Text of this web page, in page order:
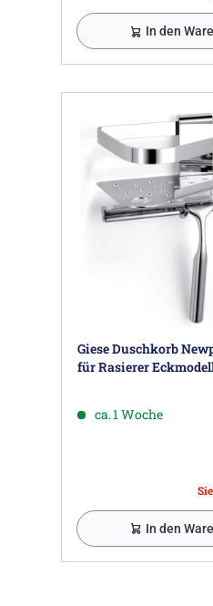
In den
Giese Duschkorb
für Rasierer
ca. 1 Woche
In den